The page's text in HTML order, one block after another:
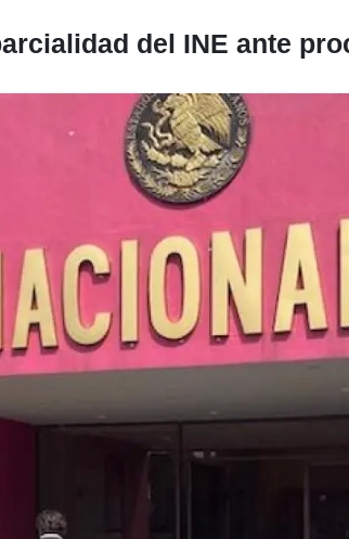
del INE ante